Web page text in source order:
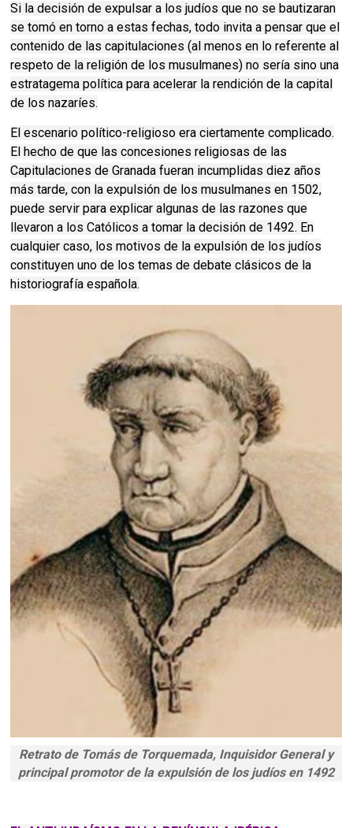
Si la decisión de expulsar a los judíos que no se bautizaran
se tomó en torno a estas fechas, todo invita a pensar que el
contenido de las capitulaciones (al menos en lo referente al
respeto de la religión de los musulmanes) no sería sino una
estratagema política para acelerar la rendición de la capital
de los nazaríes.
El escenario político-religioso era ciertamente complicado.
El hecho de que las concesiones religiosas de las
Capitulaciones de Granada fueran incumplidas diez años
más tarde, con la expulsión de los musulmanes en 1502,
puede servir para explicar algunas de las razones que
llevaron a los Católicos a tomar la decisión de 1492. En
cualquier caso, los motivos de la expulsión de los judíos
constituyen uno de los temas de debate clásicos de la
historiografía española.
Retrato de Tomás de Torquemada, Inquisidor General y
principal promotor de la expulsión de los judíos en 1492